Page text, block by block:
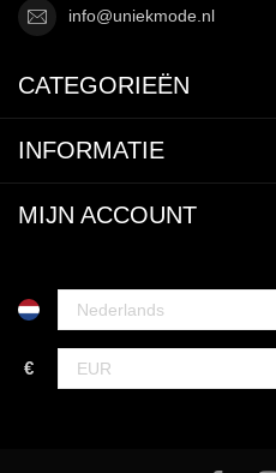
info@uniekmode.nl
CATEGORIEËN
INFORMATIE
MIJN ACCOUNT
€